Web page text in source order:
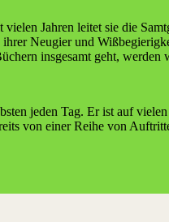
Jah­ren lei­tet sie die
Neu­gier und
ins­ge­samt geht, wer­den
jeden Tag. Er ist auf
von einer Rei­he von